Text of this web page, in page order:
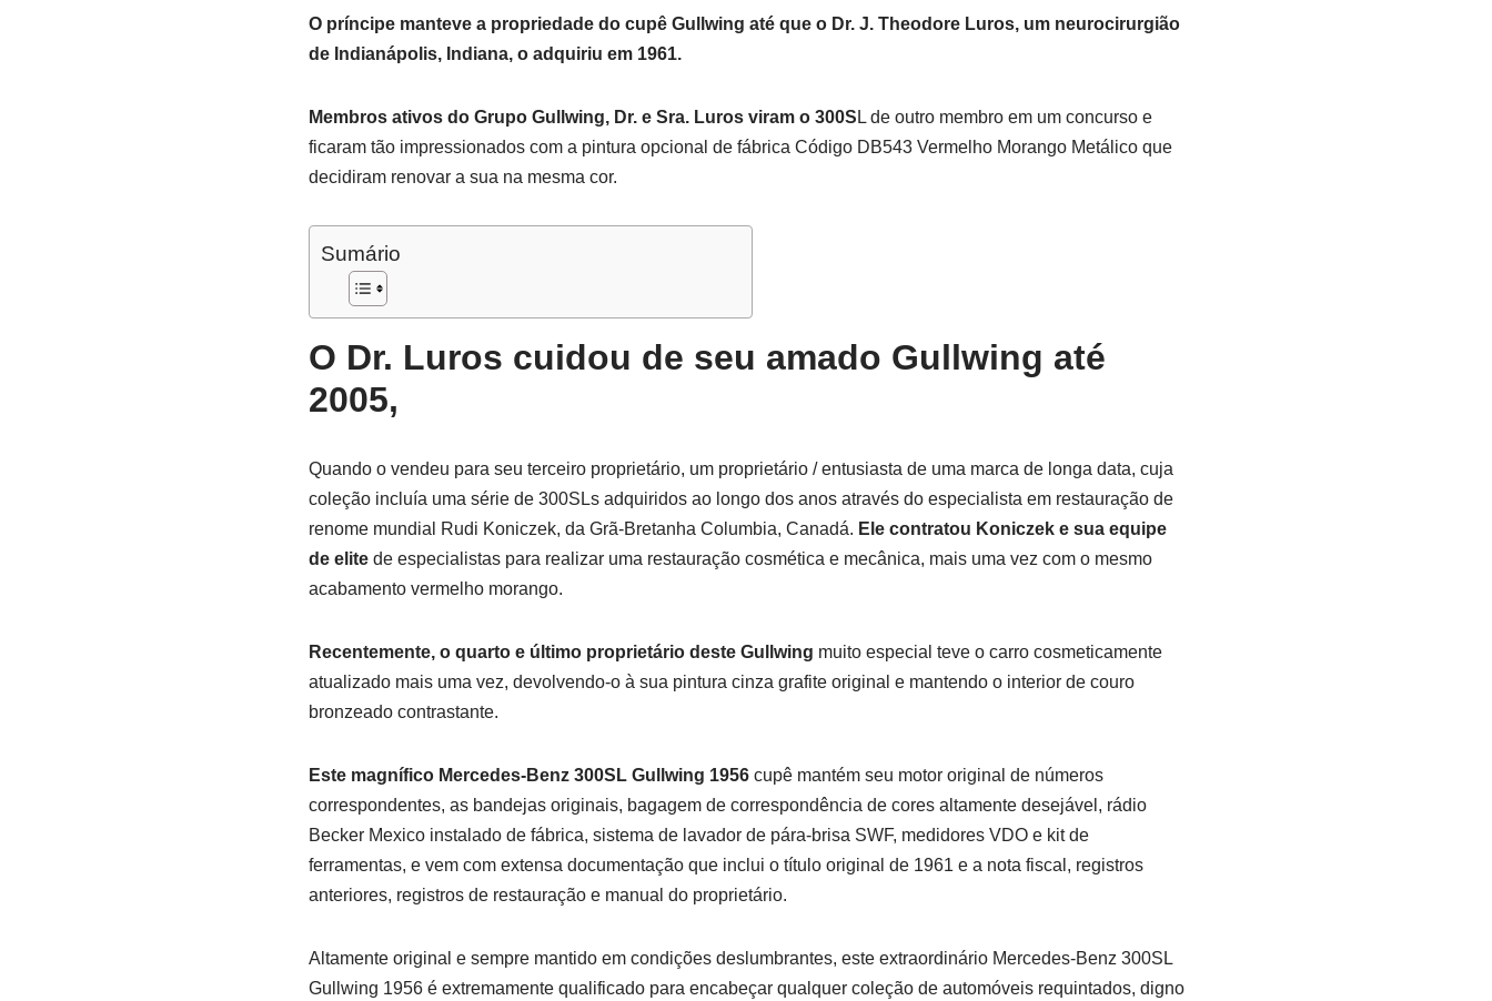
O príncipe manteve a propriedade do cupê Gullwing até que o Dr. J. Theodore Luros, um neurocirurgião
de Indianápolis, Indiana, o adquiriu em 1961.
Membros ativos do Grupo Gullwing, Dr. e Sra. Luros viram o 300S L de outro membro em um concurso e
ficaram tão impressionados com a pintura opcional de fábrica Código DB543 Vermelho Morango Metálico que
decidiram renovar a sua na mesma cor.
Sumário
O Dr. Luros cuidou de seu amado Gullwing até
2005,
Quando o vendeu para seu terceiro proprietário, um proprietário / entusiasta de uma marca de longa data, cuja
coleção incluía uma série de 300SLs adquiridos ao longo dos anos através do especialista em restauração de
renome mundial Rudi Koniczek, da Grã-Bretanha Columbia, Canadá. Ele contratou Koniczek e sua equipe
de elitede especialistas para realizar uma restauração cosmética e mecânica, mais uma vez com o mesmo
acabamento vermelho morango.
Recentemente, o quarto e último proprietário deste Gullwing muito especial teve o carro cosmeticamente
atualizado mais uma vez, devolvendo-o à sua pintura cinza grafite original e mantendo o interior de couro
bronzeado contrastante.
Este magnífico Mercedes-Benz 300SL Gullwing 1956 cupê mantém seu motor original de números
correspondentes, as bandejas originais, bagagem de correspondência de cores altamente desejável, rádio
Becker Mexico instalado de fábrica, sistema de lavador de pára-brisa SWF, medidores VDO e kit de
ferramentas, e vem com extensa documentação que inclui o título original de 1961 e a nota fiscal, registros
anteriores, registros de restauração e manual do proprietário.
Altamente original e sempre mantido em condições deslumbrantes, este extraordinário Mercedes-Benz 300SL
Gullwing 1956 é extremamente qualificado para encabeçar qualquer coleção de automóveis requintados, digno